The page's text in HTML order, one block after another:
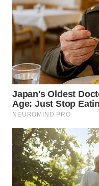
WN
DEPOK
WN
TAPANULI
UTARA
WN
SAMOSIR
WN
PADANG
LAWAS